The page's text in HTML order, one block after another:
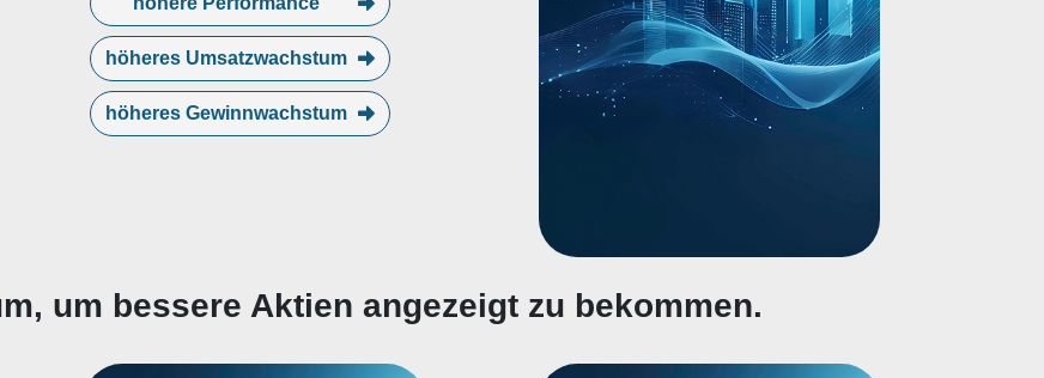
höheres Umsatzwachstum
höheres Gewinnwachstum
um bessere Aktien angezeigt zu bekommen.